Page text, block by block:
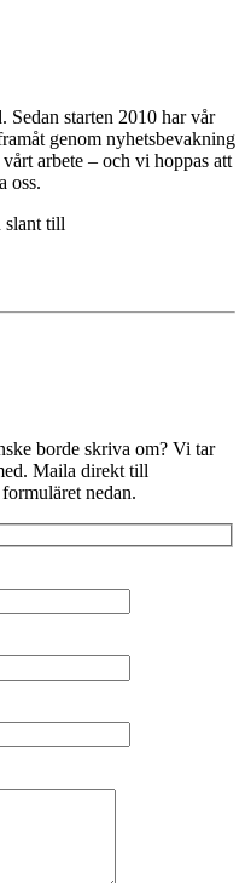
starten 2010 har vår
genom nyhetsbevakning
arbete – och vi hoppas att
oss.
slant till
borde skriva om? Vi tar
Maila direkt till
nedan.